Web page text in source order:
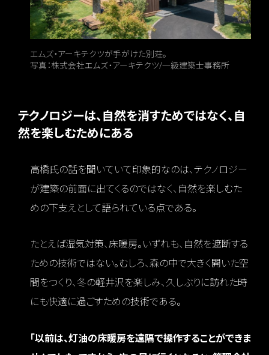
エムズ・アーキテクツが手がけた別荘。
写真：株式会社エムズ・アーキテクツ/一級建築士事務所
テクノロジーは、自然を消すためではなく、自
然を楽しむためにある
高橋氏の話を聞いていて印象的なのは、テクノロジー
が建築の前面に出てくるのではなく、自然を楽しむた
めの下支えとして語られている点である。
たとえば湿気対策、床暖房。いずれも、自然を遮断する
ための技術ではない。むしろ、森の中で大きく開いた空
間をつくり、冬の軽井沢を楽しみ、久しぶりに訪れた時
にも快適に過ごすための技術である。
「以前は、灯油の床暖房を遠隔で操作することができま